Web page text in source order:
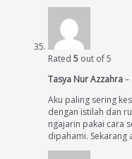
Rated 5 out of 5
Tasya Nur Azzahra–
Aku paling sering
dengan istilah dan
ngajarin pakai cara
dipahami. Sekarang